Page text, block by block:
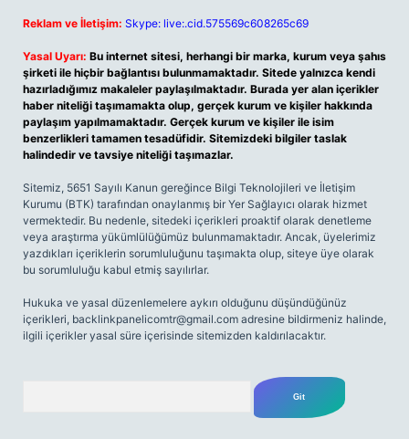
Reklam ve İletişim: Skype: live:.cid.575569c608265c69
Yasal Uyarı: Bu internet sitesi, herhangi bir marka, kurum veya şahıs
şirketi ile hiçbir bağlantısı bulunmamaktadır. Sitede yalnızca kendi
hazırladığımız makaleler paylaşılmaktadır. Burada yer alan içerikler
haber niteliği taşımamakta olup, gerçek kurum ve kişiler hakkında
paylaşım yapılmamaktadır. Gerçek kurum ve kişiler ile isim
benzerlikleri tamamen tesadüfidir. Sitemizdeki bilgiler taslak
halindedir ve tavsiye niteliği taşımazlar.
Sitemiz, 5651 Sayılı Kanun gereğince Bilgi Teknolojileri ve İletişim
Kurumu (BTK) tarafından onaylanmış bir Yer Sağlayıcı olarak hizmet
vermektedir. Bu nedenle, sitedeki içerikleri proaktif olarak denetleme
veya araştırma yükümlülüğümüz bulunmamaktadır. Ancak, üyelerimiz
yazdıkları içeriklerin sorumluluğunu taşımakta olup, siteye üye olarak
bu sorumluluğu kabul etmiş sayılırlar.
Hukuka ve yasal düzenlemelere aykırı olduğunu düşündüğünüz
içerikleri, backlinkpanelicomtr@gmail.com adresine bildirmeniz halinde,
ilgili içerikler yasal süre içerisinde sitemizden kaldırılacaktır.